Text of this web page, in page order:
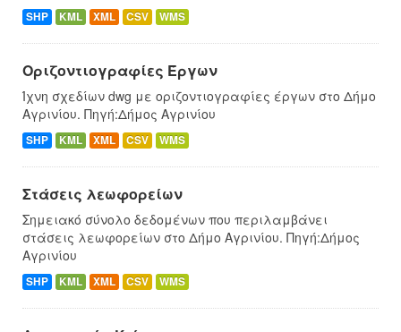
SHP KML XML CSV WMS
Οριζοντιογραφίες Έργων
Ίχνη σχεδίων dwg με οριζοντιογραφίες έργων στο Δήμο
Αγρινίου. Πηγή:Δήμος Αγρινίου
SHP KML XML CSV WMS
Στάσεις λεωφορείων
Σημειακό σύνολο δεδομένων που περιλαμβάνει
στάσεις λεωφορείων στο Δήμο Αγρινίου. Πηγή:Δήμος
Αγρινίου
SHP KML XML CSV WMS